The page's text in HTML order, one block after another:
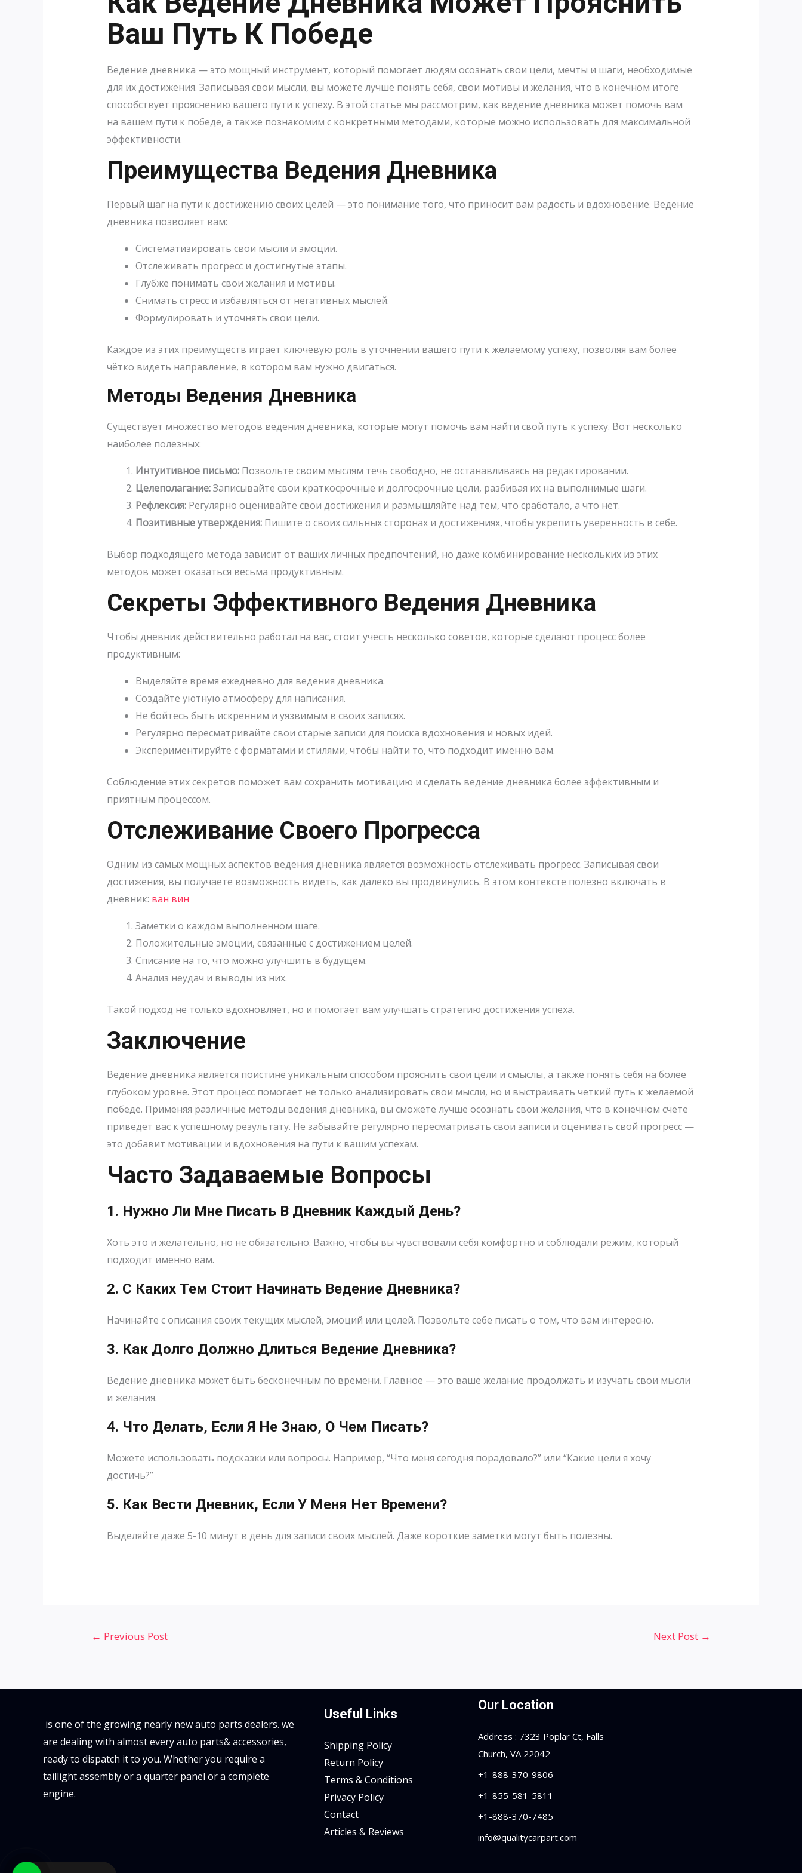
Ваш Путь К Победе
Ведение дневника — это мощный инструмент, который помогает людям осознать свои цели, мечты и шаги, необходимые
для их достижения. Записывая свои мысли, вы можете лучше понять себя, свои мотивы и желания, что в конечном итоге
способствует прояснению вашего пути к успеху. В этой статье мы рассмотрим, как ведение дневника может помочь вам
на вашем пути к победе, а также познакомим с конкретными методами, которые можно использовать для максимальной
эффективности.
Преимущества Ведения Дневника
Первый шаг на пути к достижению своих целей — это понимание того, что приносит вам радость и вдохновение. Ведение
дневника позволяет вам:
Систематизировать свои мысли и эмоции.
Отслеживать прогресс и достигнутые этапы.
Глубже понимать свои желания и мотивы.
Снимать стресс и избавляться от негативных мыслей.
Формулировать и уточнять свои цели.
Каждое из этих преимуществ играет ключевую роль в уточнении вашего пути к желаемому успеху, позволяя вам более
чётко видеть направление, в котором вам нужно двигаться.
Методы Ведения Дневника
Существует множество методов ведения дневника, которые могут помочь вам найти свой путь к успеху. Вот несколько
наиболее полезных:
Интуитивное письмо:Позвольте своим мыслям течь свободно, не останавливаясь на редактировании.
Целеполагание:Записывайте свои краткосрочные и долгосрочные цели, разбивая их на выполнимые шаги.
Рефлексия:Регулярно оценивайте свои достижения и размышляйте над тем, что сработало, а что нет.
Позитивные утверждения:Пишите о своих сильных сторонах и достижениях, чтобы укрепить уверенность в себе.
Выбор подходящего метода зависит от ваших личных предпочтений, но даже комбинирование нескольких из этих
методов может оказаться весьма продуктивным.
Секреты Эффективного Ведения Дневника
Чтобы дневник действительно работал на вас, стоит учесть несколько советов, которые сделают процесс более
продуктивным:
Выделяйте время ежедневно для ведения дневника.
Создайте уютную атмосферу для написания.
Не бойтесь быть искренним и уязвимым в своих записях.
Регулярно пересматривайте свои старые записи для поиска вдохновения и новых идей.
Экспериментируйте с форматами и стилями, чтобы найти то, что подходит именно вам.
Соблюдение этих секретов поможет вам сохранить мотивацию и сделать ведение дневника более эффективным и
приятным процессом.
Отслеживание Своего Прогресса
Одним из самых мощных аспектов ведения дневника является возможность отслеживать прогресс. Записывая свои
достижения, вы получаете возможность видеть, как далеко вы продвинулись. В этом контексте полезно включать в
дневник: ван вин
Заметки о каждом выполненном шаге.
Положительные эмоции, связанные с достижением целей.
Списание на то, что можно улучшить в будущем.
Анализ неудач и выводы из них.
Такой подход не только вдохновляет, но и помогает вам улучшать стратегию достижения успеха.
Заключение
Ведение дневника является поистине уникальным способом прояснить свои цели и смыслы, а также понять себя на более
глубоком уровне. Этот процесс помогает не только анализировать свои мысли, но и выстраивать четкий путь к желаемой
победе. Применяя различные методы ведения дневника, вы сможете лучше осознать свои желания, что в конечном счете
приведет вас к успешному результату. Не забывайте регулярно пересматривать свои записи и оценивать свой прогресс —
это добавит мотивации и вдохновения на пути к вашим успехам.
Часто Задаваемые Вопросы
1. Нужно Ли Мне Писать В Дневник Каждый День?
Хоть это и желательно, но не обязательно. Важно, чтобы вы чувствовали себя комфортно и соблюдали режим, который
подходит именно вам.
2. С Каких Тем Стоит Начинать Ведение Дневника?
Начинайте с описания своих текущих мыслей, эмоций или целей. Позвольте себе писать о том, что вам интересно.
3. Как Долго Должно Длиться Ведение Дневника?
Ведение дневника может быть бесконечным по времени. Главное — это ваше желание продолжать и изучать свои мысли
и желания.
4. Что Делать, Если Я Не Знаю, О Чем Писать?
Можете использовать подсказки или вопросы. Например, “Что меня сегодня порадовало?” или “Какие цели я хочу
достичь?”
5. Как Вести Дневник, Если У Меня Нет Времени?
Выделяйте даже 5-10 минут в день для записи своих мыслей. Даже короткие заметки могут быть полезны.
← Previous Post Next Post →
is one of the growing nearly new auto parts dealers. we
are dealing with almost every auto parts& accessories,
ready to dispatch it to you. Whether you require a
taillight assembly or a quarter panel or a complete
engine.
Useful Links
Shipping Policy
Return Policy
Terms & Conditions
Privacy Policy
Contact
Articles & Reviews
Our Location
Address : 7323 Poplar Ct, Falls
Church, VA 22042
+1-888-370-9806
+1-855-581-5811
+1-888-370-7485
info@qualitycarpart.com